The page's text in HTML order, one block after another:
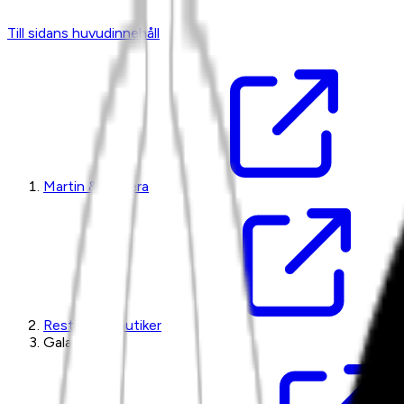
Till sidans huvudinnehåll
Martin & Servera
Restaurangbutiker
Galatea